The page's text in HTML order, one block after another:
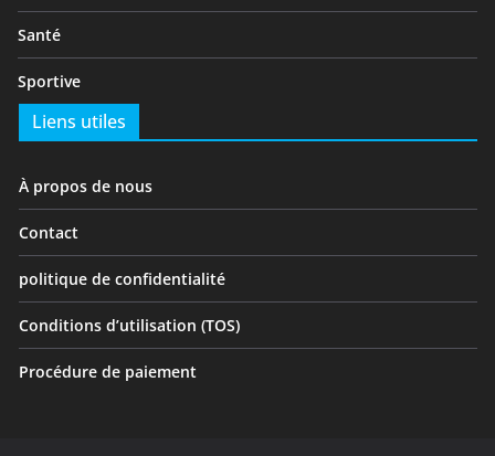
Santé
Sportive
Liens utiles
À propos de nous
Contact
politique de confidentialité
Conditions d’utilisation (TOS)
Procédure de paiement